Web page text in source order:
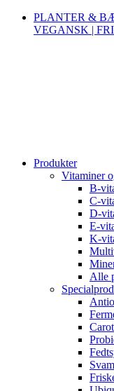
PLANTER &
VEGANSK |
Produkter
Vitaminer
B-
C-
D-
E-
K-
Alle